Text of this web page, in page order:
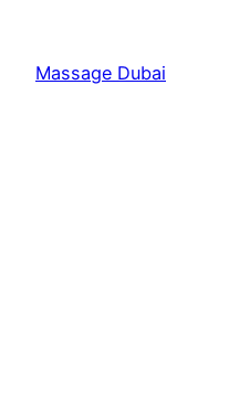
content
Massage Dubai